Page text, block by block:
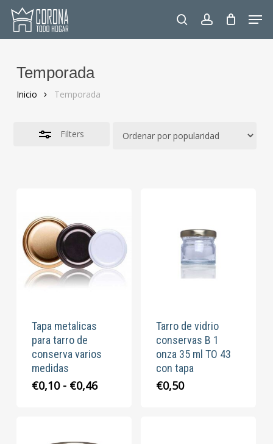
Skip
main
searchaccount
Temporada
Inicio Temporada
Filters
Tapa metalicas
para tarro de
conserva varios
medidas
€0,10 - €0,46Rango
Tarro de vidrio
conservas B 1
onza 35 ml TO 43
con tapa
€0,50
Close
Filters